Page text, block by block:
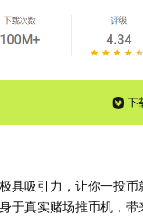
具吸引力，让你一投币
于真实赌场推币机，带